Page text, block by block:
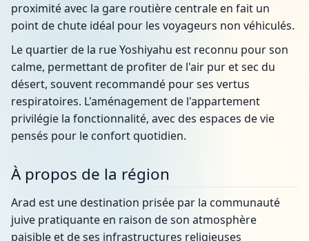
proximité avec la gare routière centrale en fait un
point de chute idéal pour les voyageurs non véhiculés.
Le quartier de la rue Yoshiyahu est reconnu pour son
calme, permettant de profiter de l'air pur et sec du
désert, souvent recommandé pour ses vertus
respiratoires. L'aménagement de l'appartement
privilégie la fonctionnalité, avec des espaces de vie
pensés pour le confort quotidien.
À propos de la région
Arad est une destination prisée par la communauté
juive pratiquante en raison de son atmosphère
paisible et de ses infrastructures religieuses